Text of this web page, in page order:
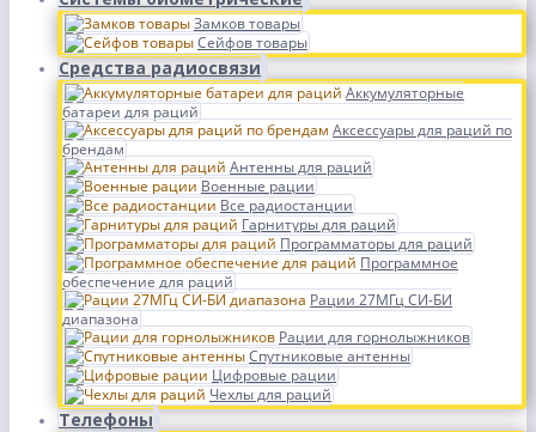
Замков товары
Сейфов товары
Средства радиосвязи
Аккумуляторные
батареи для раций
Аксессуары для раций по
брендам
Антенны для раций
Военные рации
Все радиостанции
Гарнитуры для раций
Программаторы для раций
Программное
обеспечение для раций
Рации 27МГц СИ-БИ
диапазона
Рации для горнолыжников
Спутниковые антенны
Цифровые рации
Чехлы для раций
Телефоны